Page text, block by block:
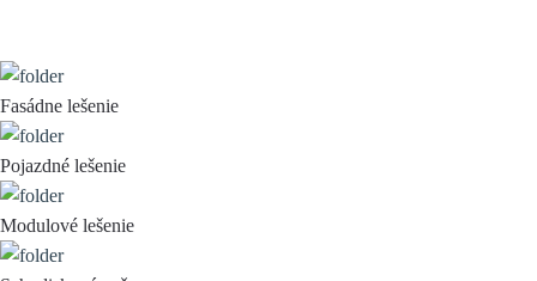
Fasádne lešenie
Pojazdné lešenie
Modulové lešenie